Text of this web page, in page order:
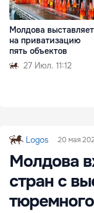
Молдова выставляет
на приватизацию
пять объектов
27 Июл. 11:12
Logos 20 мая
Молдова
стран с